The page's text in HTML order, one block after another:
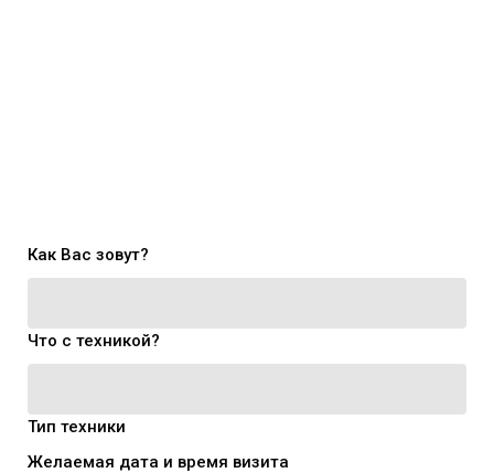
Как Вас зовут?
Что с техникой?
Тип техники
Желаемая дата и время визита